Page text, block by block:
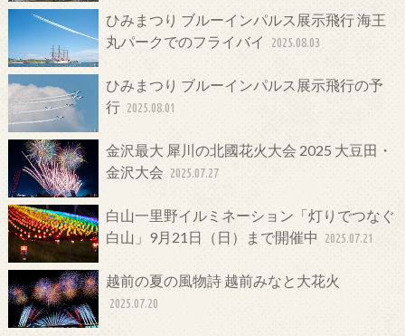
ひみまつり ブルーインパルス展示飛行 海王
丸パークでのフライバイ
2025.08.03
ひみまつり ブルーインパルス展示飛行の予
行 2025.08.01
金沢最大 犀川の北國花火大会 2025 大豆田・
金沢大会 2025.07.27
白山一里野イルミネーション「灯りでつなぐ
白山」9月21日（日）まで開催中
2025.07.21
越前の夏の風物詩 越前みなと大花火
2025.07.20